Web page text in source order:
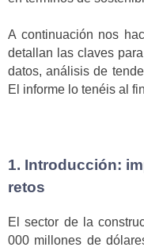
A continuación nos
detallan las claves
datos, análisis de
El informe lo tenéis al
1. Introducción:
retos
El sector de la
000 millones de